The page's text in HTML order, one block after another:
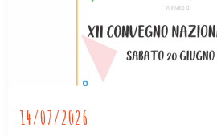
14/07/2026